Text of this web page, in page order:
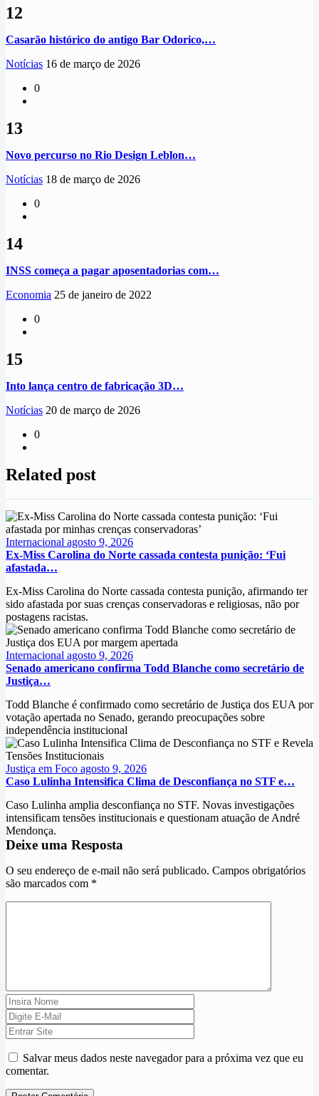
12
Casarão histórico do antigo Bar Odorico,…
Notícias 16 de março de 2026
0
13
Novo percurso no Rio Design Leblon…
Notícias 18 de março de 2026
0
14
INSS começa a pagar aposentadorias com…
Economia 25 de janeiro de 2022
0
15
Into lança centro de fabricação 3D…
Notícias 20 de março de 2026
0
Related post
Internacional agosto 9, 2026
Ex-Miss Carolina do Norte cassada contesta punição: ‘Fui
afastada…
Ex-Miss Carolina do Norte cassada contesta punição, afirmando ter
sido afastada por suas crenças conservadoras e religiosas, não por
postagens racistas.
Internacional agosto 9, 2026
Senado americano confirma Todd Blanche como secretário de
Justiça…
Todd Blanche é confirmado como secretário de Justiça dos EUA por
votação apertada no Senado, gerando preocupações sobre
independência institucional
Justiça em Foco agosto 9, 2026
Caso Lulinha Intensifica Clima de Desconfiança no STF e…
Caso Lulinha amplia desconfiança no STF. Novas investigações
intensificam tensões institucionais e questionam atuação de André
Mendonça.
Deixe uma Resposta
O seu endereço de e-mail não será publicado. Campos obrigatórios
são marcados com *
Salvar meus dados neste navegador para a próxima vez que eu
comentar.